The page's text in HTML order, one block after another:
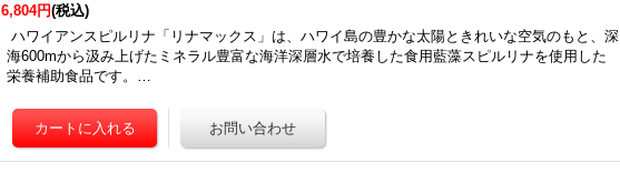
6,804円(税込)
ハワイアンスピルリナ「リナマックス」は、ハワイ島の豊かな太陽ときれいな空気のもと、深
海600mから汲み上げたミネラル豊富な海洋深層水で培養した食用藍藻スピルリナを使用した
栄養補助食品です。…